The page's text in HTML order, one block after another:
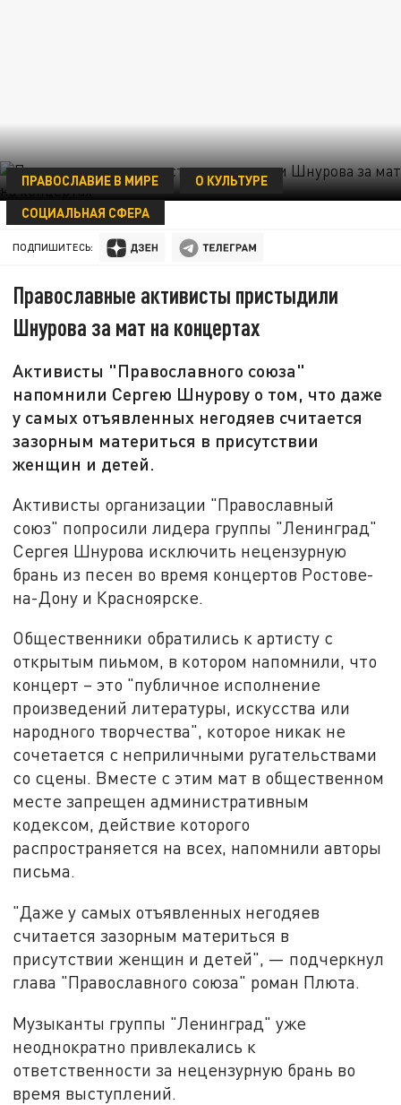
ПРАВОСЛАВИЕ В МИРЕ
О КУЛЬТУРЕ
СОЦИАЛЬНАЯ СФЕРА
03 ОКТЯБРЯ 16:32
ПОДПИШИТЕСЬ:
Православные активисты пристыдили
Шнурова за мат на концертах
Активисты "Православного союза"
напомнили Сергею Шнурову о том, что даже
у самых отъявленных негодяев считается
зазорным материться в присутствии
женщин и детей.
Активисты организации "Православный
союз" попросили лидера группы "Ленинград"
Сергея Шнурова исключить нецензурную
брань из песен во время концертов Ростове-
на-Дону и Красноярске.
Общественники обратились к артисту с
открытым пиьмом, в котором напомнили, что
концерт – это "публичное исполнение
произведений литературы, искусства или
народного творчества", которое никак не
сочетается с неприличными ругательствами
со сцены. Вместе с этим мат в общественном
месте запрещен административным
кодексом, действие которого
распространяется на всех, напомнили авторы
письма.
"Даже у самых отъявленных негодяев
считается зазорным материться в
присутствии женщин и детей", — подчеркнул
глава "Православного союза" роман Плюта.
Музыканты группы "Ленинград" уже
неоднократно привлекались к
ответственности за нецензурную брань во
время выступлений.